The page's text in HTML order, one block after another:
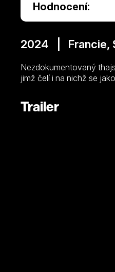
Hodnocení:
2024 | Francie,
Nezdokumentovaný
jimž čelí i na nichž se
Trailer